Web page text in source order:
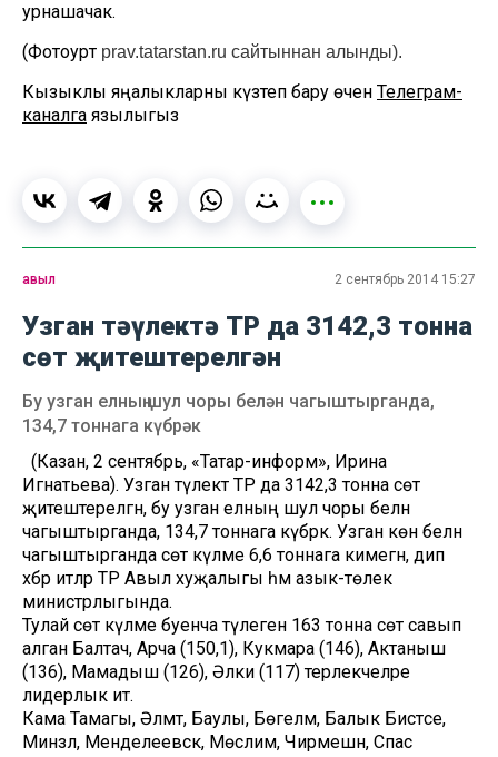
урнашачак.
(Фотоурәт prav.tatarstan.ru сайтыннан алынды).
Кызыклы яңалыкларны күзәтеп бару өчен Телеграм-
каналга язылыгыз
авыл 2 сентябрь 2014 15:27
Узган тәүлектә ТР да 3142,3 тонна
сөт җитештерелгән
Бу узган елның шул чоры белән чагыштырганда,
134,7 тоннага күбрәк
(Казан, 2 сентябрь, «Татар-информ», Ирина
Игнатьева). Узган тәүлектә ТР да 3142,3 тонна сөт
җитештерелгән, бу узган елның шул чоры белән
чагыштырганда, 134,7 тоннага күбрәк. Узган көн белән
чагыштырганда сөт күләме 6,6 тоннага кимегән, дип
хәбәр итәләр ТР Авыл хуҗалыгы һәм азык-төлек
министрлыгында.
Тулай сөт күләме буенча тәүлегенә 163 тонна сөт савып
алган Балтач, Арча (150,1), Кукмара (146), Актаныш
(136), Мамадыш (126), Әлки (117) терлекчеләре
лидерлык итә.
Кама Тамагы, Әлмәт, Баулы, Бөгелмә, Балык Бистәсе,
Минзәлә, Менделеевск, Мөслим, Чирмешән, Спас